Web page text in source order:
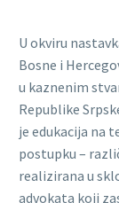
U okviru
Bosne i
u kaznenim
Republike
je edukacija na
postupku –
realizirana u
advokata koji